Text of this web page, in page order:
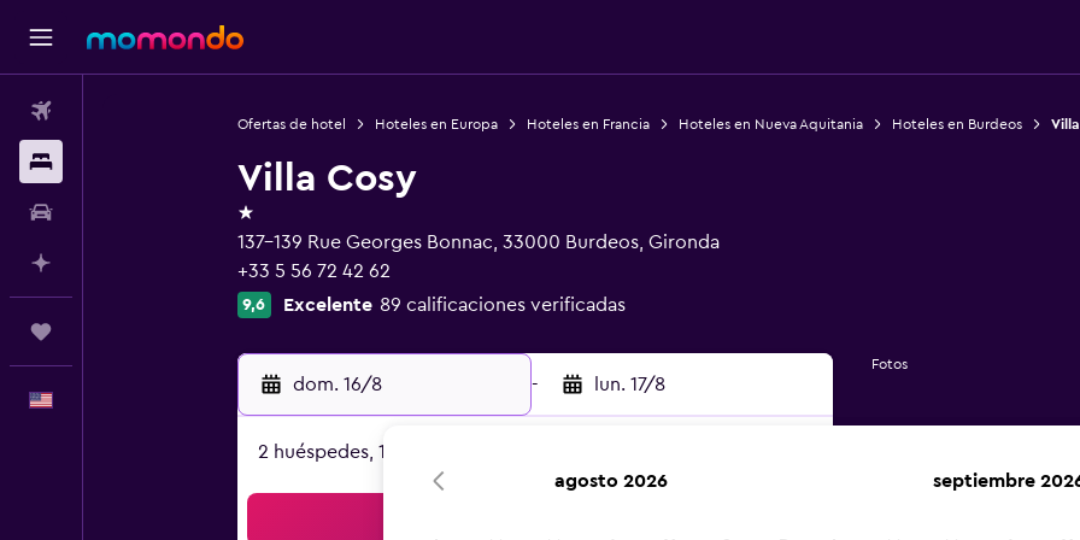
Ofertas de hotel Hoteles en Europa Hoteles en Francia Hoteles en Nueva Aquitania Hoteles en Burdeos
Villa Cosy
1 estrella
137-139 Rue Georges Bonnac, 33000 Burdeos, Gironda
+33 5 56 72 42 62
9,6 Excelente 89 calificaciones verificadas
dom. 16/8 - lun. 17/8
2 huéspedes, 1 habitación
Fotos
agosto 2026 septiembre